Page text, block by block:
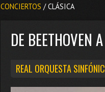
CONCIERTOS / CLÁSICA
DE BEETHOVEN
REAL ORQUESTA